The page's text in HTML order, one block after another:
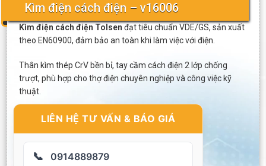
Kìm điện cách điện – v16006
Kìm điện cách điện Tolsen đạt tiêu chuẩn VDE/GS, sản xuất
theo EN60900, đảm bảo an toàn khi làm việc với điện.
Thân kìm thép CrV bền bỉ, tay cầm cách điện 2 lớp chống
trượt, phù hợp cho thợ điện chuyên nghiệp và công việc kỹ
thuật.
LIÊN HỆ TƯ VẤN & BÁO GIÁ
📞 0914889879